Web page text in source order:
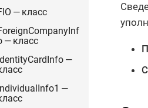
— класс
— класс
IdentityCardInfo —
IndividualInfo1 —